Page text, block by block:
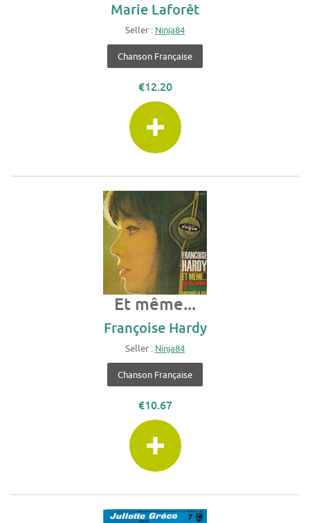
Marie Laforêt
Seller : Ninja84
Chanson Française
€12.20
Et même...
Françoise Hardy
Seller : Ninja84
Chanson Française
€10.67